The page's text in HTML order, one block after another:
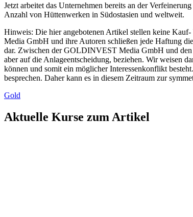
Jetzt arbeitet das Unternehmen bereits an der
Anzahl von Hüttenwerken in Südostasien und weltweit.
Hinweis: Die hier angebotenen Artikel stellen keine
Media GmbH und ihre Autoren schließen jede Haftung
dar. Zwischen der GOLDINVEST Media GmbH und den
aber auf die Anlageentscheidung, beziehen. Wir weisen
können und somit ein möglicher Interessenkonflikt
besprechen. Daher kann es in diesem Zeitraum zur
Gold
Aktuelle Kurse zum Artikel